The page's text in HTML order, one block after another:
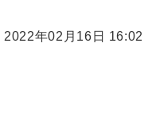
2022年02月16日 16:02